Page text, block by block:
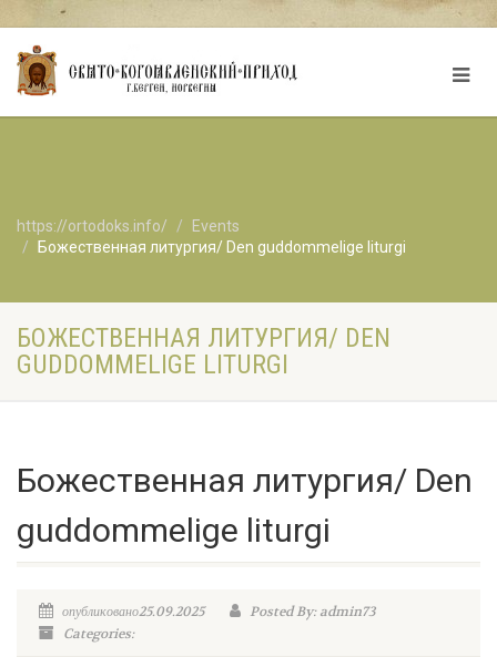
https://ortodoks.info/
Events
Божественная литургия/ Den guddommelige liturgi
БОЖЕСТВЕННАЯ ЛИТУРГИЯ/ DEN
GUDDOMMELIGE LITURGI
Божественная литургия/ Den
guddommelige liturgi
опубликовано25.09.2025
Posted By: admin73
Categories: